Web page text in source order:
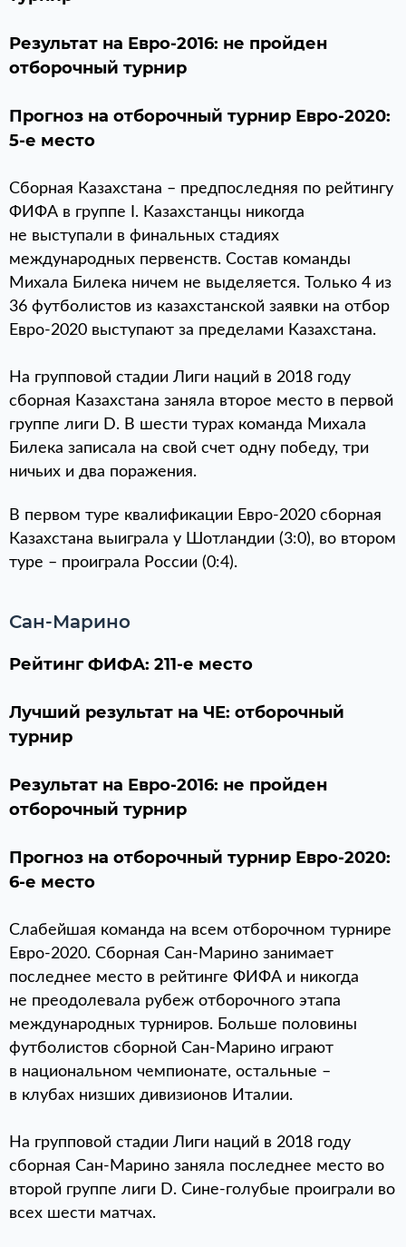
Результат на Евро-2016: не пройден
отборочный турнир
Прогноз на отборочный турнир Евро-2020:
5-е место
Сборная Казахстана – предпоследняя по рейтингу
ФИФА в группе I. Казахстанцы никогда
не выступали в финальных стадиях
международных первенств. Состав команды
Михала Билека ничем не выделяется. Только 4 из
36 футболистов из казахстанской заявки на отбор
Евро-2020 выступают за пределами Казахстана.
На групповой стадии Лиги наций в 2018 году
сборная Казахстана заняла второе место в первой
группе лиги D. В шести турах команда Михала
Билека записала на свой счет одну победу, три
ничьих и два поражения.
В первом туре квалификации Евро-2020 сборная
Казахстана выиграла у Шотландии (3:0), во втором
туре – проиграла России (0:4).
Сан-Марино
Рейтинг ФИФА: 211-е место
Лучший результат на ЧЕ: отборочный
турнир
Результат на Евро-2016: не пройден
отборочный турнир
Прогноз на отборочный турнир Евро-2020:
6-е место
Слабейшая команда на всем отборочном турнире
Евро-2020. Сборная Сан-Марино занимает
последнее место в рейтинге ФИФА и никогда
не преодолевала рубеж отборочного этапа
международных турниров. Больше половины
футболистов сборной Сан-Марино играют
в национальном чемпионате, остальные –
в клубах низших дивизионов Италии.
На групповой стадии Лиги наций в 2018 году
сборная Сан-Марино заняла последнее место во
второй группе лиги D. Сине-голубые проиграли во
всех шести матчах.